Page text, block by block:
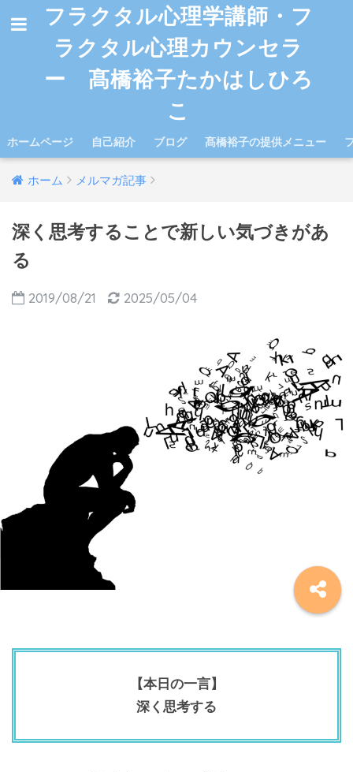
フラクタル心理学講師・フ
ラクタル心理カウンセラ
ー 髙橋裕子たかはしひろ
こ
ホームページ 自己紹介 ブログ 髙橋裕子の提供メニュー
ホーム メルマガ記事
深く思考することで新しい気づきがあ
る
2019/08/21 2025/05/04
【本日の一言】
深く思考する